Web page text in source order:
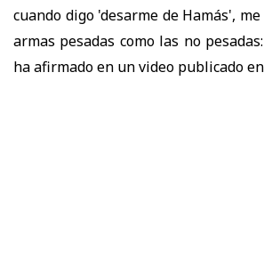
cuando digo 'desarme de Hamás',
armas pesadas como las no
ha afirmado en un video publicado